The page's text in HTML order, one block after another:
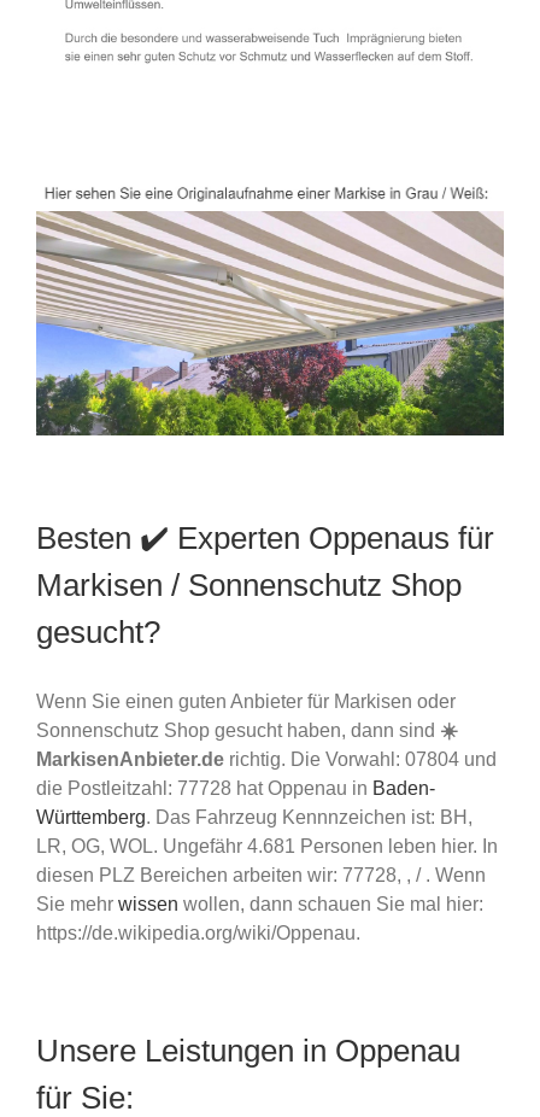
Besten ✔️ Experten Oppenaus für
Markisen / Sonnenschutz Shop
gesucht?
Wenn Sie einen guten Anbieter für Markisen oder
Sonnenschutz Shop gesucht haben, dann sind ☀️
MarkisenAnbieter.de richtig. Die Vorwahl: 07804 und
die Postleitzahl: 77728 hat Oppenau in Baden-
Württemberg. Das Fahrzeug Kennnzeichen ist: BH,
LR, OG, WOL. Ungefähr 4.681 Personen leben hier. In
diesen PLZ Bereichen arbeiten wir: 77728, , / . Wenn
Sie mehr wissen wollen, dann schauen Sie mal hier:
https://de.wikipedia.org/wiki/Oppenau.
Unsere Leistungen in Oppenau
für Sie: